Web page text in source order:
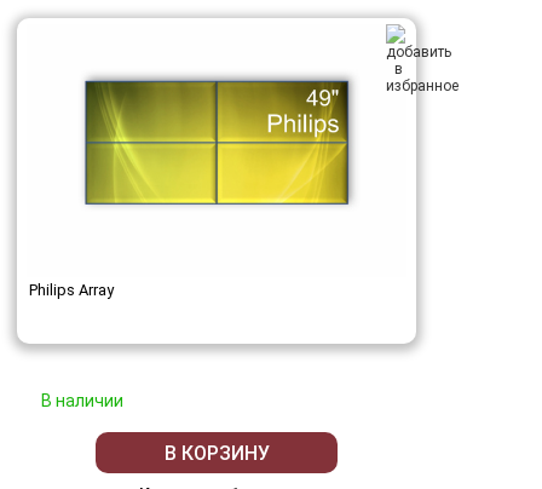
Philips Array
В наличии
В КОРЗИНУ